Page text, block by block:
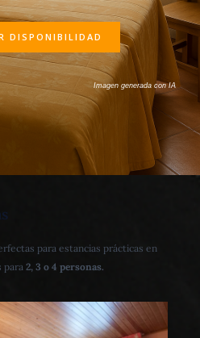
DISPONIBILIDAD
Imagen generada con IA
para estancias prácticas en
para 2, 3 o 4 personas.